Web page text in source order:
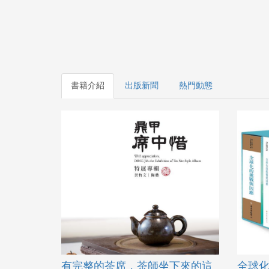
書籍介紹 出版新聞 熱門動態
有完整的茶席，茶師坐下來的這 全球